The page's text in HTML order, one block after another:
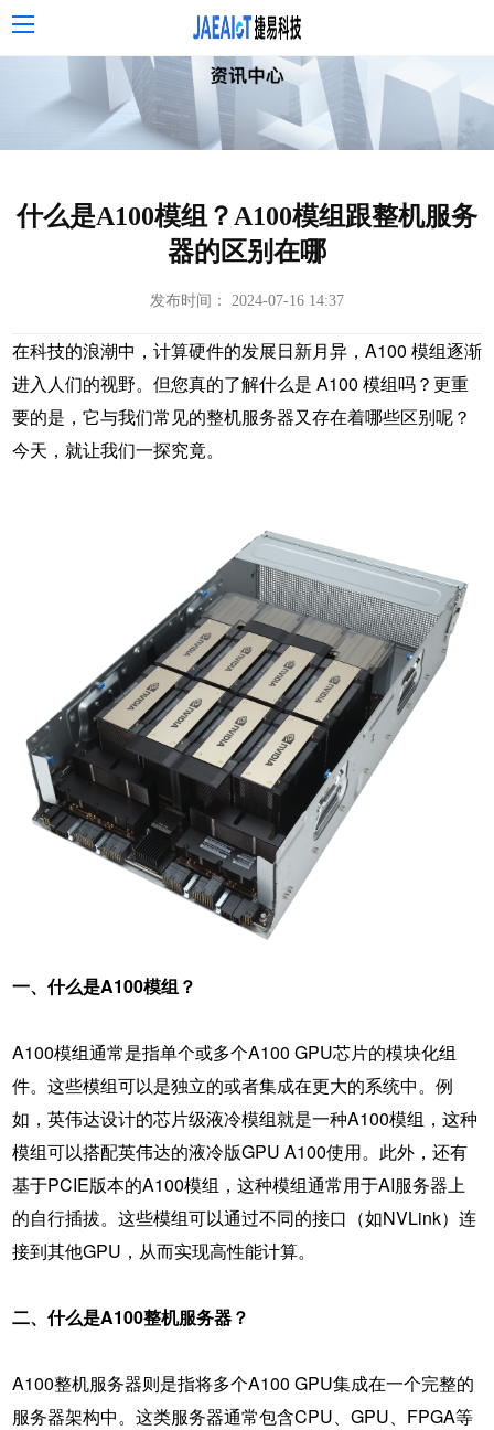
什么是A100模组？A100模组跟整机服务
器的区别在哪
发布时间： 2024-07-16 14:37
在科技的浪潮中，计算硬件的发展日新月异，A100 模组逐渐
进入人们的视野。但您真的了解什么是 A100 模组吗？更重
要的是，它与我们常见的整机服务器又存在着哪些区别呢？
今天，就让我们一探究竟。
一、什么是A100模组？
A100模组通常是指单个或多个A100 GPU芯片的模块化组
件。这些模组可以是独立的或者集成在更大的系统中。例
如，英伟达设计的芯片级液冷模组就是一种A100模组，这种
模组可以搭配英伟达的液冷版GPU A100使用。此外，还有
基于PCIE版本的A100模组，这种模组通常用于AI服务器上
的自行插拔。这些模组可以通过不同的接口（如NVLink）连
接到其他GPU，从而实现高性能计算。
二、什么是A100整机服务器？
A100整机服务器则是指将多个A100 GPU集成在一个完整的
服务器架构中。这类服务器通常包含CPU、GPU、FPGA等